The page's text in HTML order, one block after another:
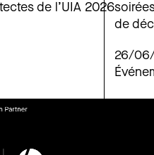
de l’UIA 2026
de
26/